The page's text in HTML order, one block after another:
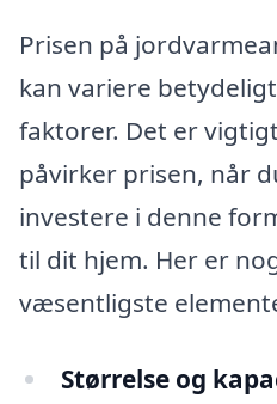
Prisen på
kan variere
faktorer. Det er
påvirker prisen, når
investere i denne
til dit hjem. Her er
væsentligste
Størrelse og